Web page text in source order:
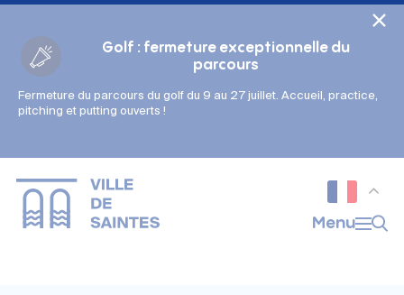
Golf : fermeture exceptionnelle du
parcours
Fermeture du parcours du golf du 9 au 27 juillet. Accueil, practice,
pitching et putting ouverts !
Menu
Gestion des couleurs :
Police adaptée (dyslexie) :
Interlignage :
Par défaut
Augmenté
Cookies management panel